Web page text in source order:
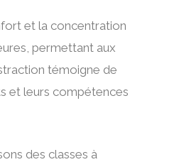
et la concentration
permettant aux
témoigne de
et leurs compétences
des classes à